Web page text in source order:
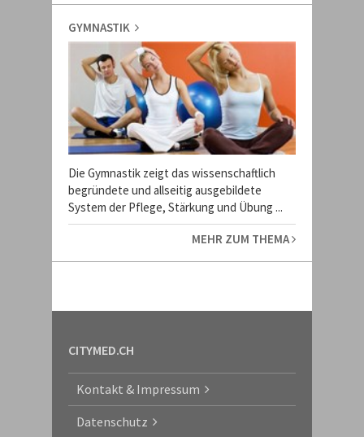
GYMNASTIK
Die Gymnastik zeigt das wissenschaftlich
begründete und allseitig ausgebildete
System der Pflege, Stärkung und Übung ...
MEHR ZUM THEMA
CITYMED.CH
Kontakt & Impressum
Datenschutz